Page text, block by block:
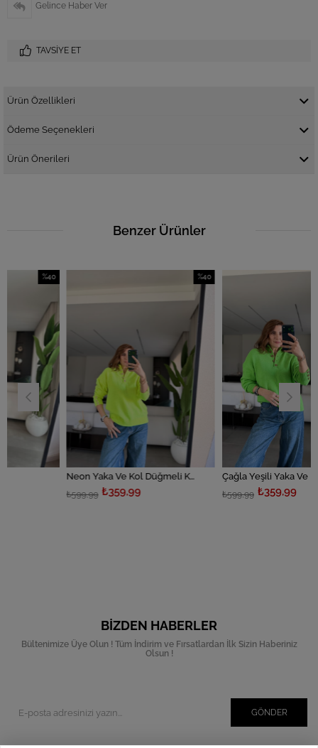
Gelince Haber Ver
TAVSIYE ET
Ürün Özellikleri
Ödeme Seçenekleri
Ürün Önerileri
Benzer Ürünler
Neon Yaka Ve Kol Düğmeli Kazak
₺359,99
Çağla Yeşili Yaka Ve Kol Düğmeli Kazak
₺359,99
BIZDEN HABERLER
Bültenimize Üye Olun ! Tüm İndirim ve Fırsatlardan İlk Sizin Haberiniz
Olsun !
GÖNDER